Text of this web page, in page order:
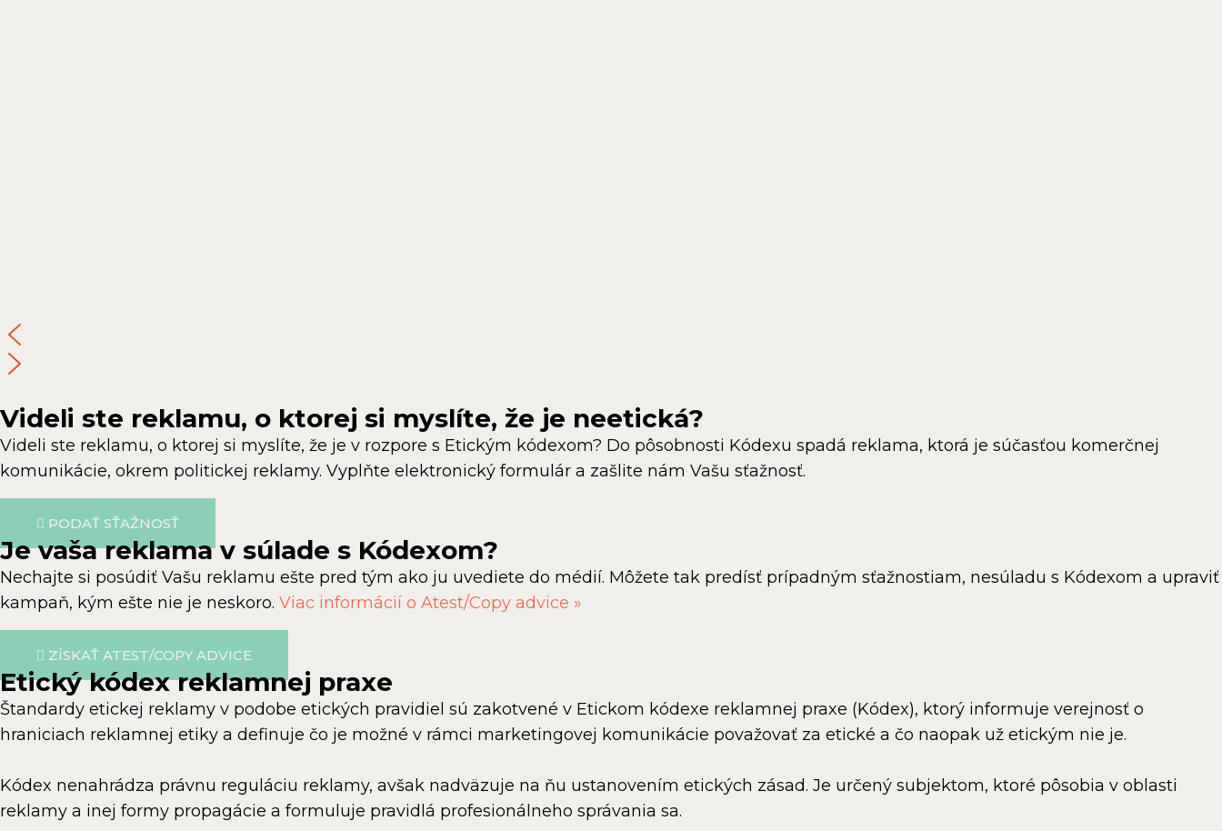
Videli ste reklamu, o ktorej si myslíte, že je neetická?
Videli ste reklamu, o ktorej si myslíte, že je v rozpore s Etickým kódexom? Do pôsobnosti Kódexu spadá reklama, ktorá je súčasťou komerčnej
komunikácie, okrem politickej reklamy. Vyplňte elektronický formulár a zašlite nám Vašu sťažnosť.
PODAŤ SŤAŽNOSŤ
Je vaša reklama v súlade s Kódexom?
Nechajte si posúdiť Vašu reklamu ešte pred tým ako ju uvediete do médií. Môžete tak predísť prípadným sťažnostiam, nesúladu s Kódexom a upraviť
kampaň, kým ešte nie je neskoro. Viac informácií o Atest/Copy advice »
ZÍSKAŤ ATEST/COPY ADVICE
Etický kódex reklamnej praxe
Štandardy etickej reklamy v podobe etických pravidiel sú zakotvené v Etickom kódexe reklamnej praxe (Kódex), ktorý informuje verejnosť o
hraniciach reklamnej etiky a definuje čo je možné v rámci marketingovej komunikácie považovať za etické a čo naopak už etickým nie je.
Kódex nenahrádza právnu reguláciu reklamy, avšak nadväzuje na ňu ustanovením etických zásad. Je určený subjektom, ktoré pôsobia v oblasti
reklamy a inej formy propagácie a formuluje pravidlá profesionálneho správania sa.